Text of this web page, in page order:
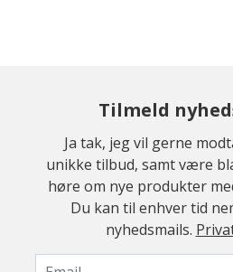
Tilmeld
Ja tak, jeg vil gerne
unikke tilbud, samt være
høre om nye produkter
Du kan til enhver tid
nyhedsmails.